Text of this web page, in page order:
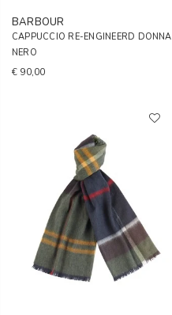
BARBOUR
CAPPUCCIO RE-ENGINEERD DONNA
NERO
€ 90,00